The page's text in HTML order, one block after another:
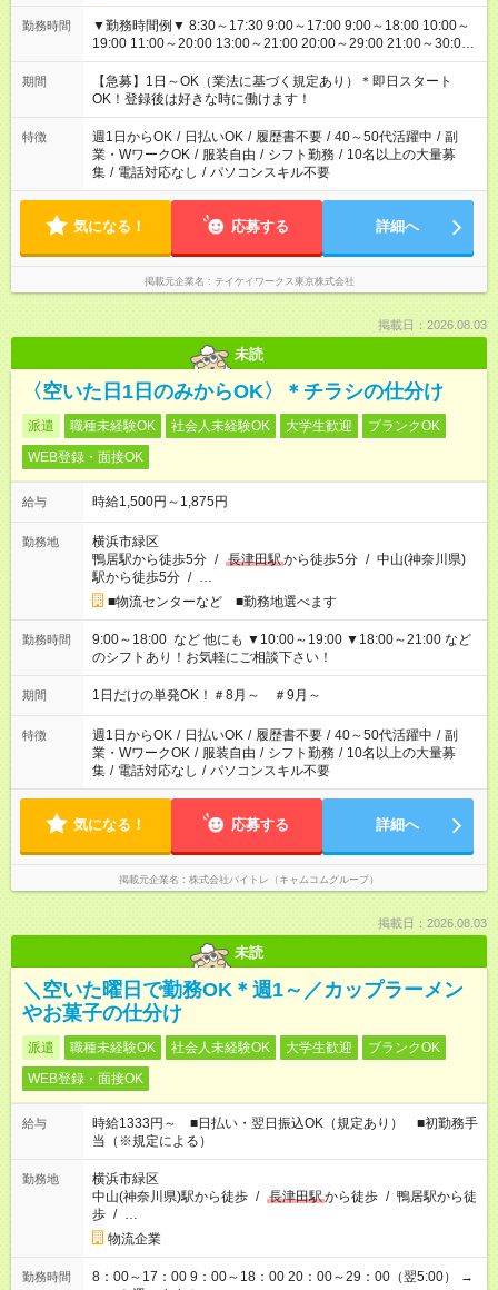
勤務時間
▼勤務時間例▼ 8:30～17:30 9:00～17:00 9:00～18:00 10:00～
19:00 11:00～20:00 13:00～21:00 20:00～29:00 21:00～30:00
22:00～31:00 上記以外にもシフトパターンあり！ 短時間の勤務
もご紹介できる場合があるのでご相談ください！ ご都合に合わ
せてお仕事をご案内します＾＾
期間
【急募】1日～OK（業法に基づく規定あり）＊即日スタート
OK！登録後は好きな時に働けます！
特徴 週1日からOK / 日払いOK / 履歴書不要 / 40～50代活躍中 / 副
業・WワークOK / 服装自由 / シフト勤務 / 10名以上の大量募
集 / 電話対応なし / パソコンスキル不要
気になる！ 応募する 詳細へ
掲載元企業名 テイケイワークス東京株式会社
掲載日：2026.08.03
未読
〈空いた日1日のみからOK〉＊チラシの仕分け
派遣 職種未経験OK 社会人未経験OK 大学生歓迎
ブランクOK
WEB登録・面接OK
給与 時給1,500円～1,875円
勤務地
横浜市緑区
鴨居駅から徒歩5分 / 長津田駅から徒歩5分 / 中山(神奈川県)
駅から徒歩5分 / …
■物流センターなど ■勤務地選べます
勤務時間
9:00～18:00 など 他にも ▼10:00～19:00 ▼18:00～21:00 など
のシフトあり！お気軽にご相談下さい！
期間 1日だけの単発OK！＃8月～ ＃9月～
特徴 週1日からOK / 日払いOK / 履歴書不要 / 40～50代活躍中 / 副
業・WワークOK / 服装自由 / シフト勤務 / 10名以上の大量募
集 / 電話対応なし / パソコンスキル不要
気になる！ 応募する 詳細へ
掲載元企業名 株式会社バイトレ（キャムコムグループ）
掲載日：2026.08.03
未読
＼空いた曜日で勤務OK＊週1～／カップラーメン
やお菓子の仕分け
派遣 職種未経験OK 社会人未経験OK 大学生歓迎
ブランクOK
WEB登録・面接OK
給与
時給1333円～ ■日払い・翌日振込OK（規定あり） ■初勤務手
当（※規定による）
勤務地
横浜市緑区
中山(神奈川県)駅から徒歩 / 長津田駅から徒歩 / 鴨居駅から徒
歩 / …
物流企業
勤務時間
8：00～17：00 9：00～18：00 20：00～29：00（翌5:00） →